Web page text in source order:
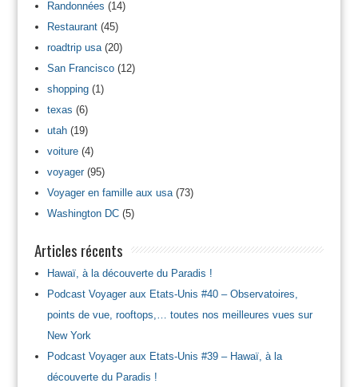
Randonnées (14)
Restaurant(45)
roadtrip usa(20)
San Francisco(12)
shopping(1)
texas (6)
utah(19)
voiture(4)
voyager(95)
Voyager en famille aux usa(73)
Washington DC(5)
Articles récents
Hawaï, à la découverte du Paradis !
Podcast Voyager aux Etats-Unis #40 – Observatoires,
points de vue, rooftops,… toutes nos meilleures vues sur
New York
Podcast Voyager aux Etats-Unis #39 – Hawaï, à la
découverte du Paradis !